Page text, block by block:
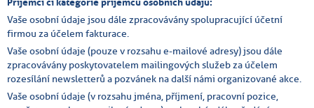
Vaše osobní údaje jsou dále zpracovávány spolupracující účetní
firmou za účelem fakturace.
Vaše osobní údaje (pouze v rozsahu e-mailové adresy) jsou dále
zpracovávány poskytovatelem mailingových služeb za účelem
rozesílání newsletterů a pozvánek na další námi organizované akce.
Vaše osobní údaje (v rozsahu jména, příjmení, pracovní pozice,